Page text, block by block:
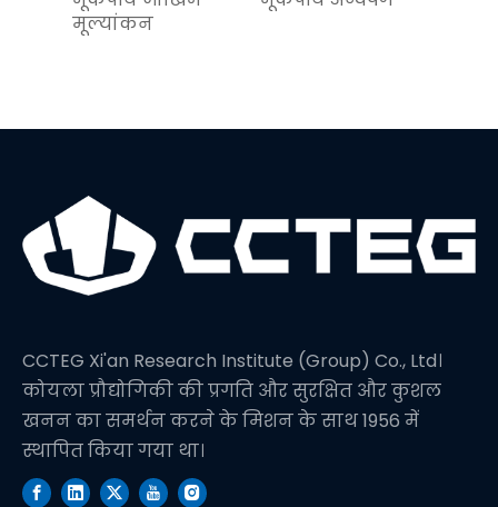
मूल्यांकन
CCTEG Xi'an Research Institute (Group) Co., Ltd।
कोयला प्रौद्योगिकी की प्रगति और सुरक्षित और कुशल
खनन का समर्थन करने के मिशन के साथ 1956 में
स्थापित किया गया था।